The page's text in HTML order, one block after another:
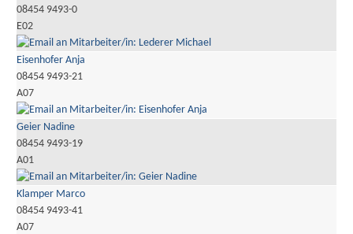
08454 9493-0
E02
Eisenhofer Anja
08454 9493-21
A07
Geier Nadine
08454 9493-19
A01
Klamper Marco
08454 9493-41
A07